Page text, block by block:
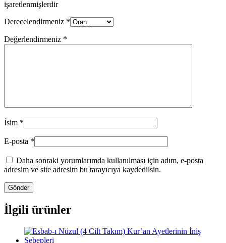
işaretlenmişlerdir
Derecelendirmeniz *
Değerlendirmeniz *
İsim *
E-posta *
Daha sonraki yorumlarımda kullanılması için adım, e-posta
adresim ve site adresim bu tarayıcıya kaydedilsin.
İlgili ürünler